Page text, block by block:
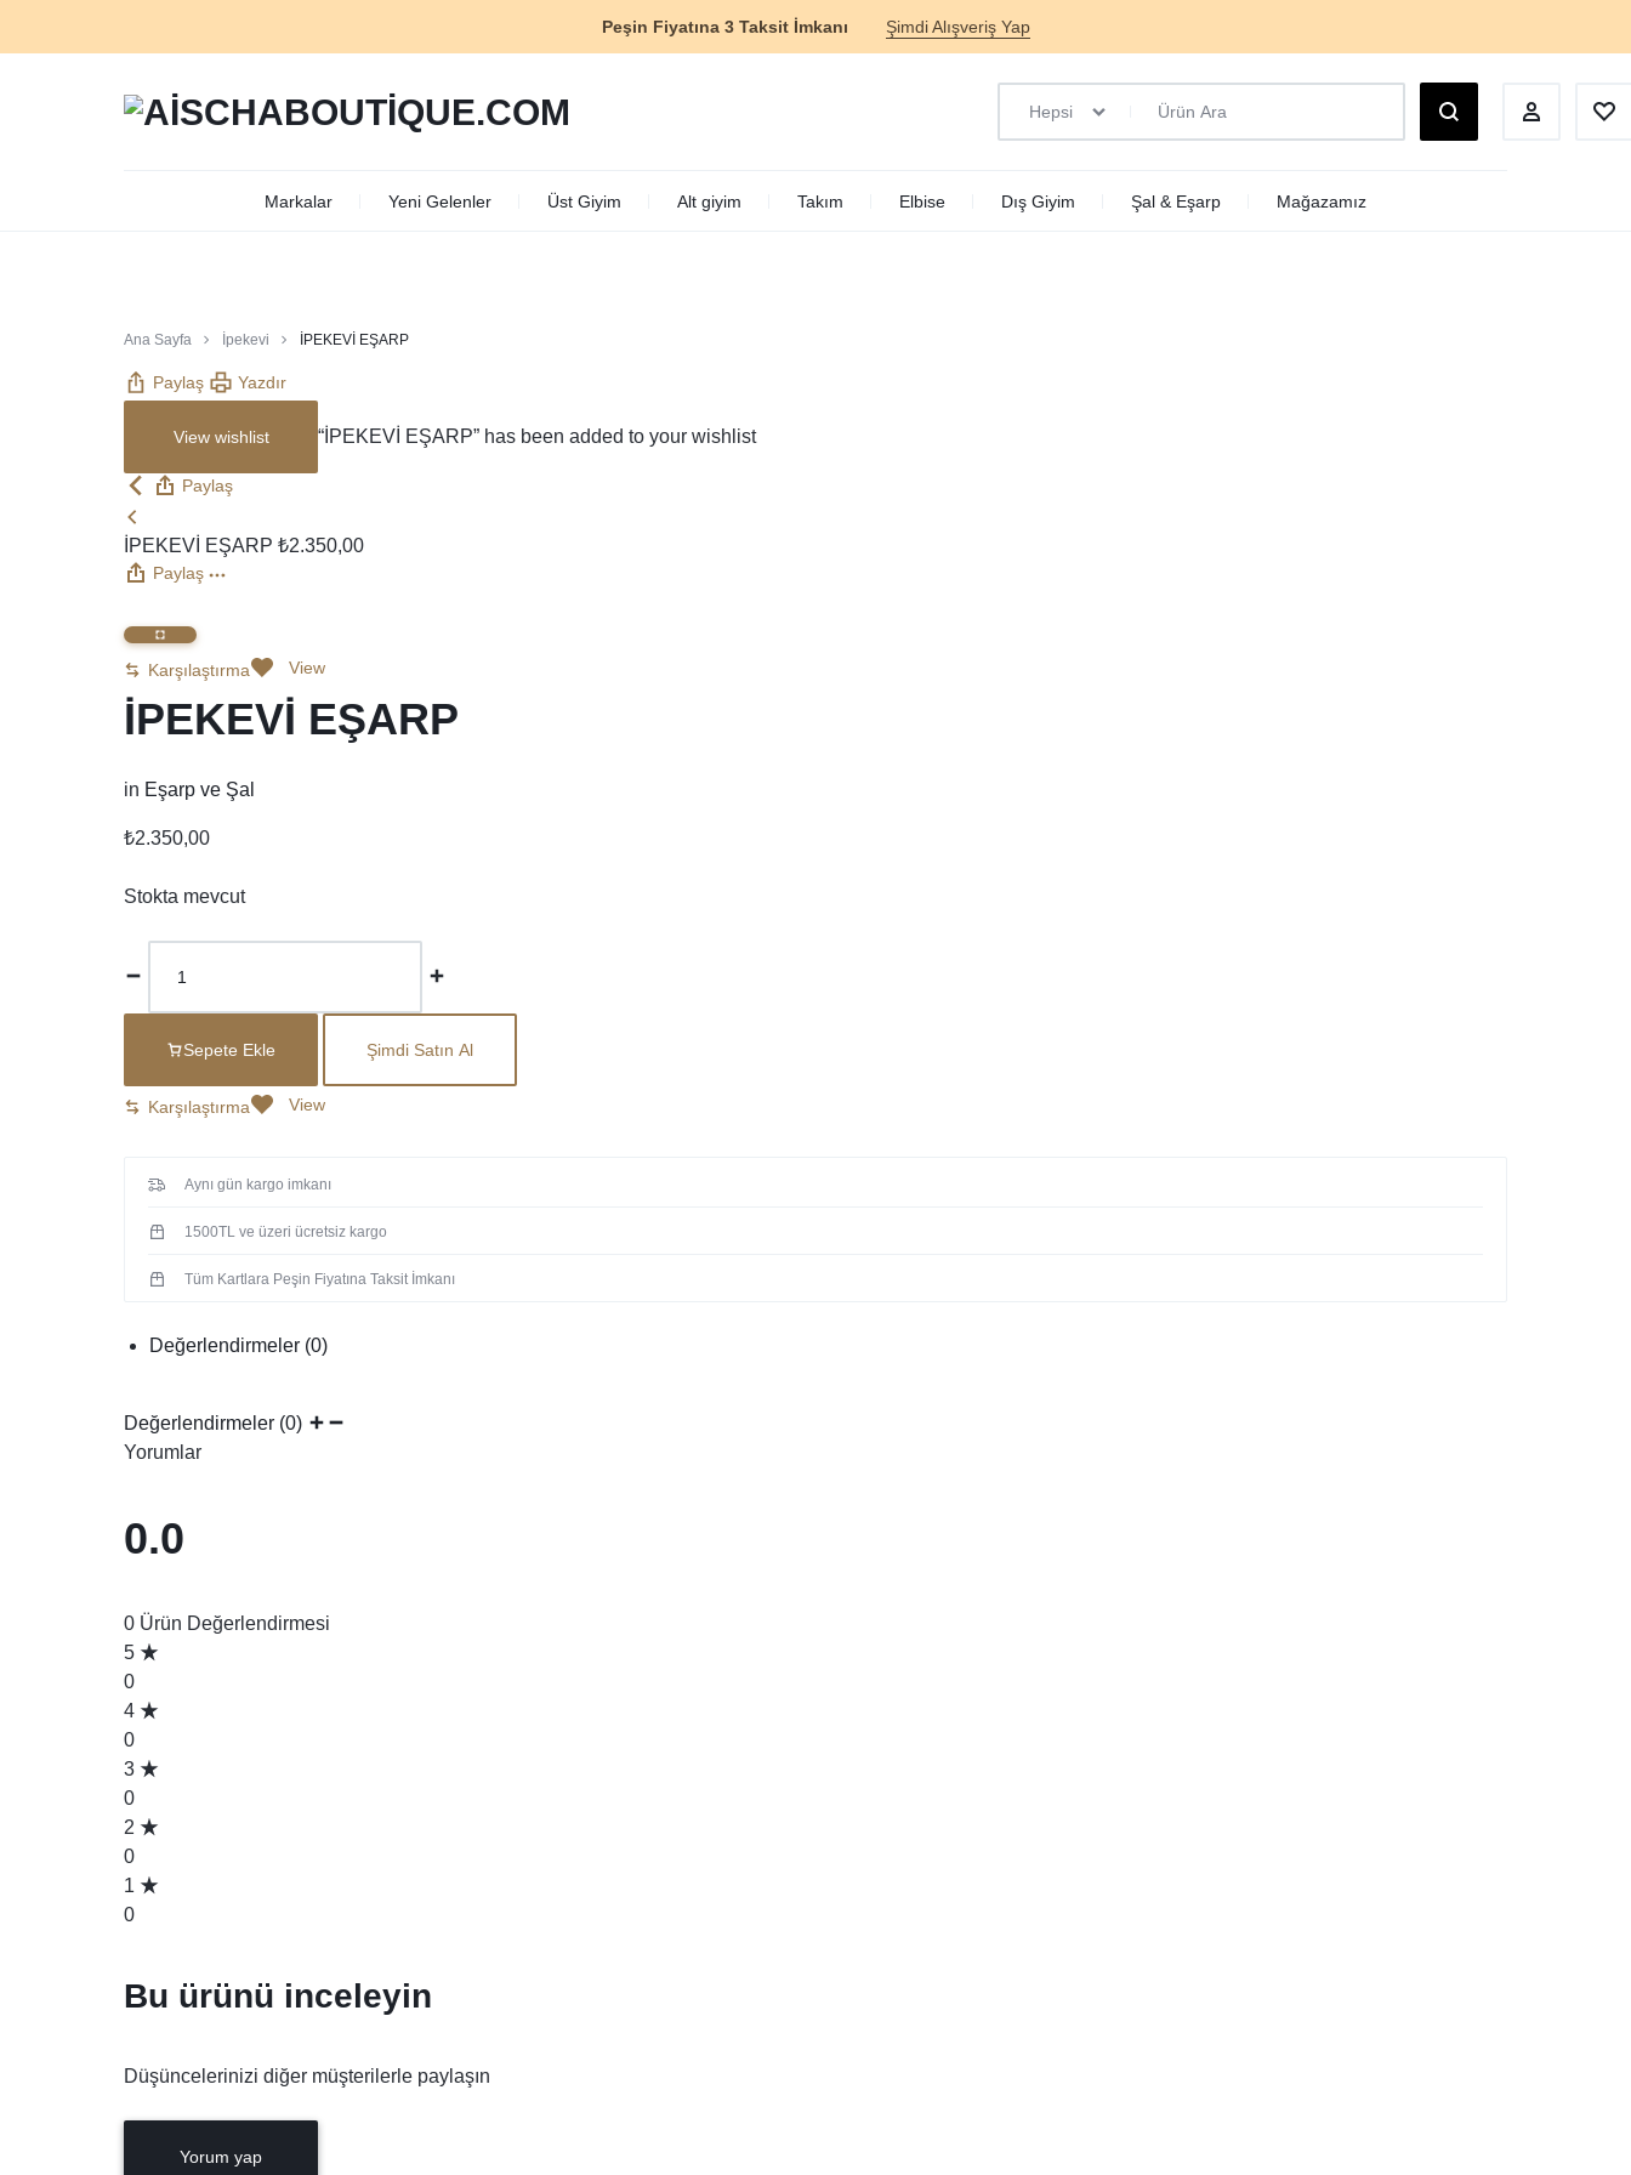
Peşin Fiyatına 3 Taksit İmkanı Şimdi Alışveriş Yap
Hepsi
Markalar Yeni Gelenler Üst Giyim Alt giyim Takım Elbise Dış Giyim Şal & Eşarp Mağazamız
Ana Sayfa İpekevi İPEKEVİ EŞARP
Paylaş Yazdır
View wishlist “İPEKEVİ EŞARP” has been added to your wishlist
Paylaş
İPEKEVİ EŞARP ₺2.350,00
Paylaş
Karşılaştırma View
İPEKEVİ EŞARP
in Eşarp ve Şal
₺2.350,00
Stokta mevcut
Sepete Ekle Şimdi Satın Al
Karşılaştırma View
Aynı gün kargo imkanı
1500TL ve üzeri ücretsiz kargo
Tüm Kartlara Peşin Fiyatına Taksit İmkanı
Değerlendirmeler (0)
Değerlendirmeler (0)
Yorumlar
0.0
0 Ürün Değerlendirmesi
5
0
4
0
3
0
2
0
1
0
Bu ürünü inceleyin
Düşüncelerinizi diğer müşterilerle paylaşın
Yorum yap